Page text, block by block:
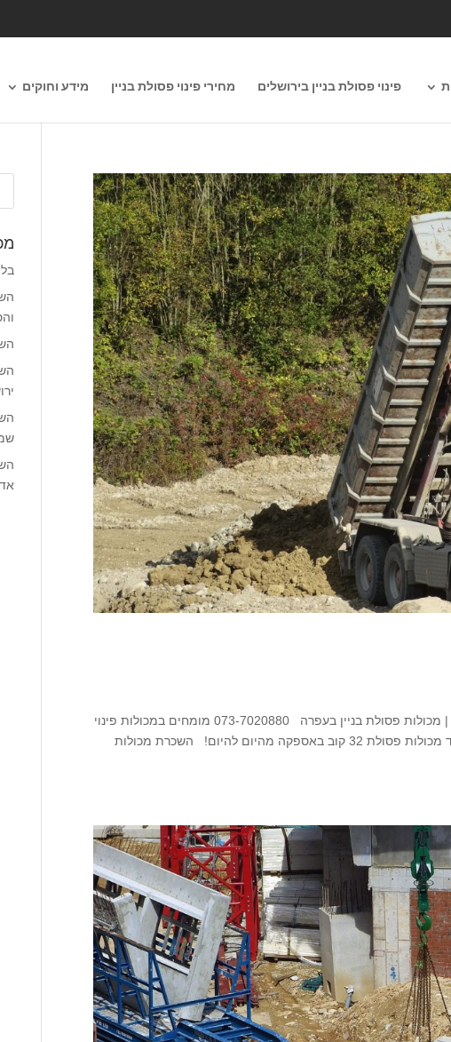
פינוי פסולת בניין בירושלים מחירי פינוי פסולת בניין מידע וחוקים
השכרת מכולות פסולת בעפרה השכרת מכולות פינוי פסולת בעפרה | מכולות פסולת בניין בעפרה 073-7020880 מומחים במכולות פינוי
פסולת לכל מטרה בעפרה החל מעגלות 4 קוב לפינוי פסולת בניין ועד מכולות פסולת 32 קוב באספקה מהיום להיום! השכרת מכולות